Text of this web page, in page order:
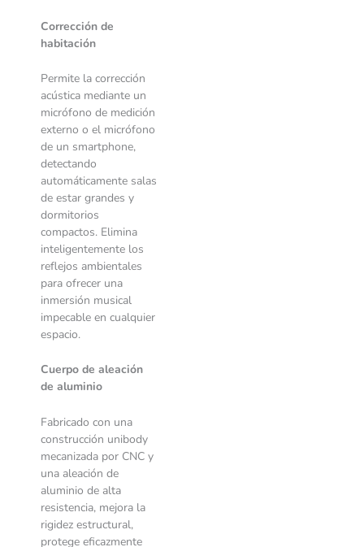
Corrección de
habitación
Permite la corrección
acústica mediante un
micrófono de medición
externo o el micrófono
de un smartphone,
detectando
automáticamente salas
de estar grandes y
dormitorios
compactos. Elimina
inteligentemente los
reflejos ambientales
para ofrecer una
inmersión musical
impecable en cualquier
espacio.
Cuerpo de aleación
de aluminio
Fabricado con una
construcción unibody
mecanizada por CNC y
una aleación de
aluminio de alta
resistencia, mejora la
rigidez estructural,
protege eficazmente